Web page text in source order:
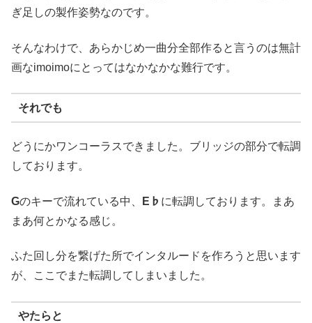
ぎ足しの製作姿勢なのです。
そんなわけで、あらかじめ一曲分全部作ると言うのは無計
画なimoimoにとってはなかなかな難行です。
それでも
どうにかワンコーラスできました。ブリッジの部分で転調
しております。
Gのキーで流れている中、 E♭ に転調しております。まあ
まあ何とかなる感じ。
ふた回し分を繋げた所でインタルードを作ろうと思います
が、ここでまた転調してしまいました。
やたらと